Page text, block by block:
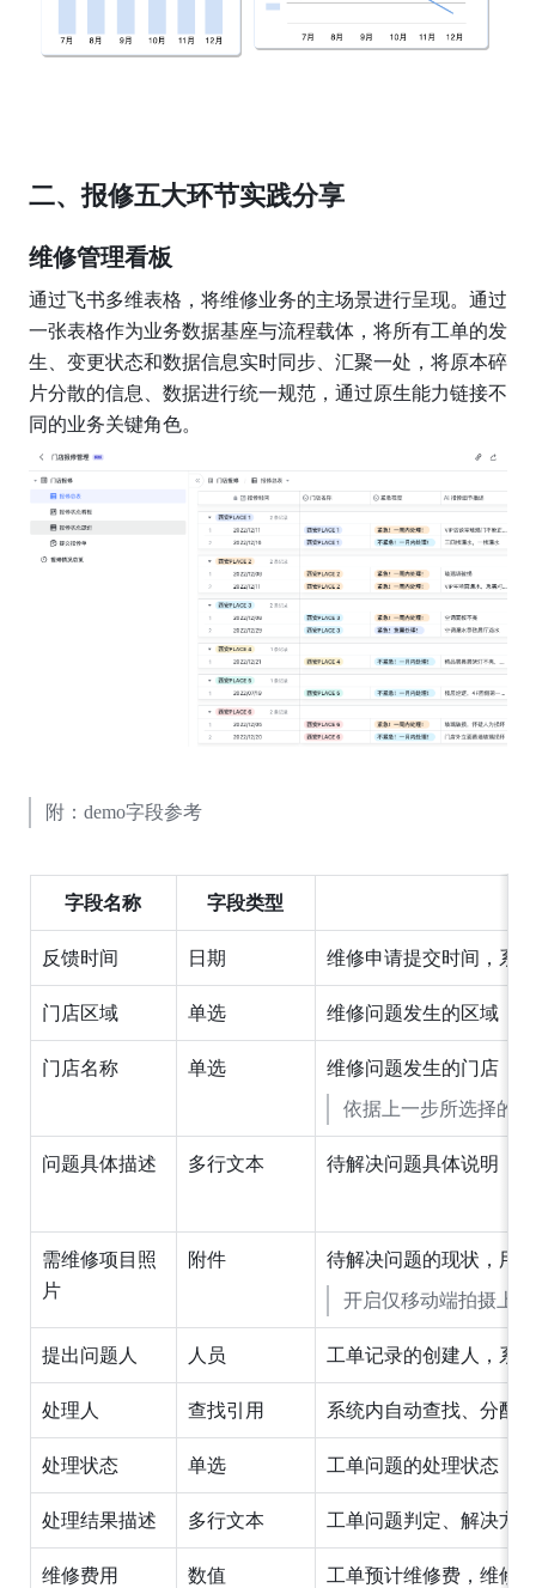
二、报修五大环节实践分享
维修管理看板
通过飞书多维表格，将维修业务的主场景进行呈现。通过
一张表格作为业务数据基座与流程载体，将所有工单的发
生、变更状态和数据信息实时同步、汇聚一处，将原本碎
片分散的信息、数据进行统一规范，通过原生能力链接不
同的业务关键角色。
附：demo字段参考
字段名称 字段类型
反馈时间 日期 维修申请提交时间，系
门店区域 单选 维修问题发生的区域，
门店名称 单选
维修问题发生的门店，
依据上一步所选择的
问题具体描述 多行文本 待解决问题具体说明，
需维修项目照
片
附件
待解决问题的现状，用
开启仅移动端拍摄上
提出问题人 人员 工单记录的创建人，系
处理人 查找引用 系统内自动查找、分配
处理状态 单选 工单问题的处理状态，
处理结果描述 多行文本 工单问题判定、解决方
维修费用 数值 工单预计维修费，维修